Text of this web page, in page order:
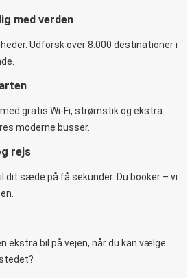
med verden
Udforsk over 8.000 destinationer i
gratis Wi-Fi, strømstik og ekstra
moderne busser.
rejs
dit sæde på få sekunder. Du booker – vi
ekstra bil på vejen, når du kan vælge